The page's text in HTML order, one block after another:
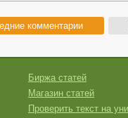
комментарии
Биржа статей
Магазин статей
Проверить текст на